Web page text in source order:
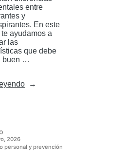
entre
y
En este
ayudamos a
las
que debe
buen …
«Antitranspirante
fuerte?»
2026
personal y prevención